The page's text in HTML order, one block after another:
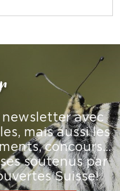
newsletter avec
mais aussi les
concours…
soutenus par
Suisse!